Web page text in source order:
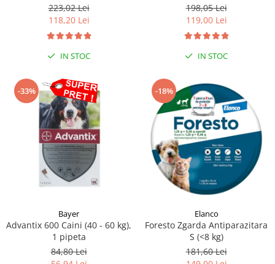
223,02 Lei
118,20 Lei
IN STOC
198,05 Lei
119,00 Lei
IN STOC
-33%
Bayer
Advantix 600 Caini (40 - 60 kg),
1 pipeta
84,80 Lei
-18%
Elanco
Foresto Zgarda Antiparazitara
S (<8 kg)
181,60 Lei